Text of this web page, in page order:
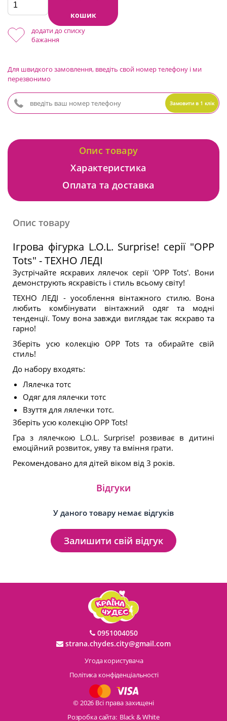
кошик
додати до списку
бажання
Для швидкого замовлення, введіть свой номер телефону і ми
перезвонимо
Замовити в 1 клік
Опис товару
Характеристика
Оплата та доставка
Опис товару
Ігрова фігурка L.O.L. Surprise! серії "OPP
Tots" - ТЕХНО ЛЕДІ
Зустрічайте яскравих лялечок серії 'OPP Tots'. Вони
демонструють яскравість і стиль всьому світу!
ТЕХНО ЛЕДІ - уособлення вінтажного стилю. Вона
любить комбінувати вінтажний одяг та модні
тенденції. Тому вона завжди виглядає так яскраво та
гарно!
Зберіть усю колекцію OPP Tots та обирайте свій
стиль!
До набору входять:
Лялечка тотс
Одяг для лялечки тотс
Взуття для лялечки тотс.
Зберіть усю колекцію OPP Tots!
Гра з лялечкою L.O.L. Surprise! розвиває в дитині
емоційний розвиток, уяву та вміння грати.
Рекомендовано для дітей віком від 3 років.
Відгуки
У даного товару немає відгуків
Залишити свій відгук
0951004050
strana.chydes.city@gmail.com
Угода користувача
Політика конфіденціальності
© 2026 Всі права захищені
Розробка сайта: Black & White